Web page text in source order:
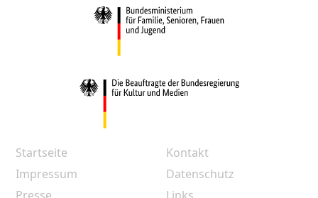
Startseite
Kontakt
Impressum
Datenschutz